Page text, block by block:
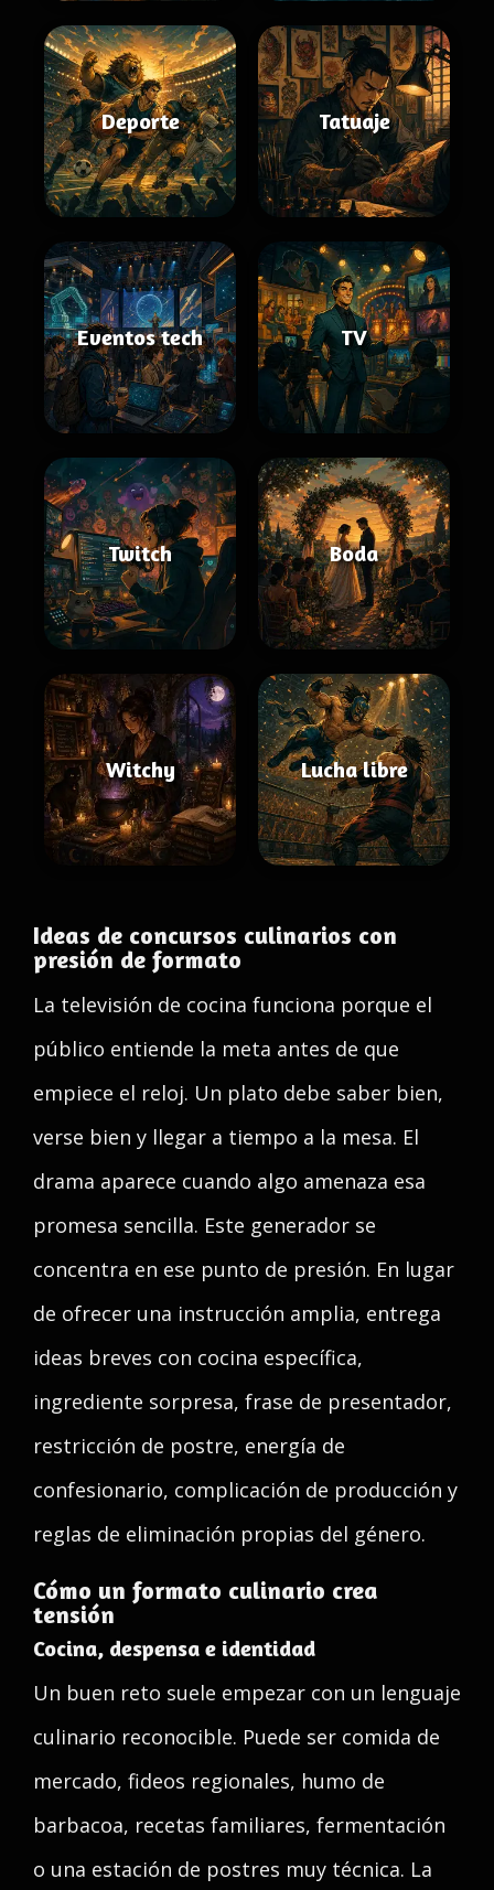
Deporte Tatuaje
Eventos tech TV
Twitch Boda
Witchy Lucha libre
Ideas de concursos culinarios con
presión de formato
La televisión de cocina funciona porque el
público entiende la meta antes de que
empiece el reloj. Un plato debe saber bien,
verse bien y llegar a tiempo a la mesa. El
drama aparece cuando algo amenaza esa
promesa sencilla. Este generador se
concentra en ese punto de presión. En lugar
de ofrecer una instrucción amplia, entrega
ideas breves con cocina específica,
ingrediente sorpresa, frase de presentador,
restricción de postre, energía de
confesionario, complicación de producción y
reglas de eliminación propias del género.
Cómo un formato culinario crea
tensión
Cocina, despensa e identidad
Un buen reto suele empezar con un lenguaje
culinario reconocible. Puede ser comida de
mercado, fideos regionales, humo de
barbacoa, recetas familiares, fermentación
o una estación de postres muy técnica. La